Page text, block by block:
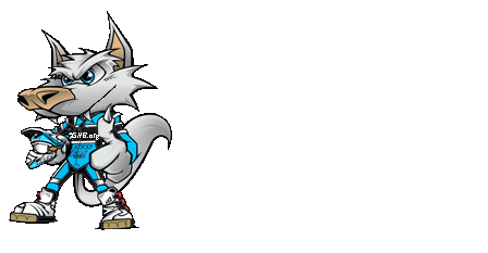
contenuto